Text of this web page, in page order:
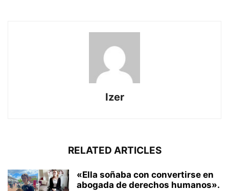
Izer
RELATED ARTICLES
«Ella soñaba con convertirse en
abogada de derechos humanos».